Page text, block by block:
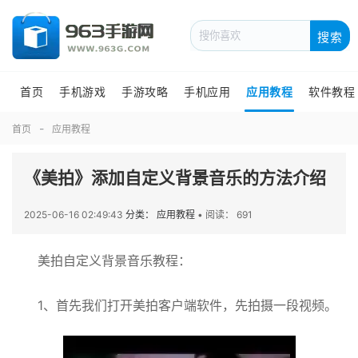
搜索
首页 手机游戏 手游攻略 手机应用 应用教程 软件教程
首页 应用教程
《美拍》添加自定义背景音乐的方法介绍
2025-06-16 02:49:43 分类： 应用教程 • 阅读： 691
美拍自定义背景音乐教程：
1、首先我们打开美拍客户端软件，先拍摄一段视频。